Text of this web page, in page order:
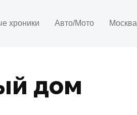
хроники Авто/Мото Москва
дом